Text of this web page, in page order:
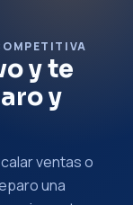
y te
y
ventas o
una